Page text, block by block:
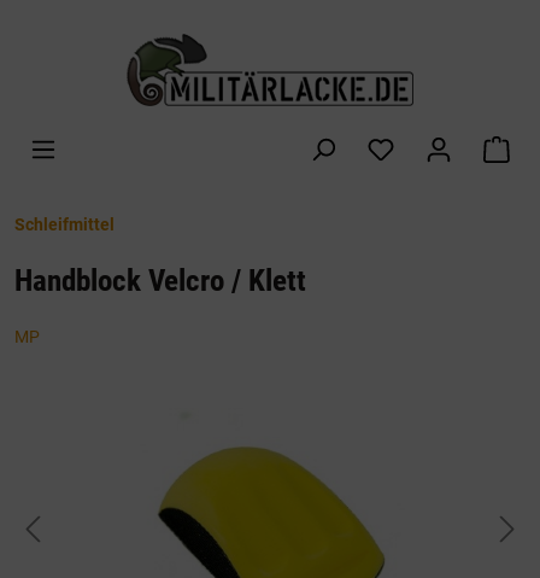
Schleifmittel
Handblock Velcro / Klett
MP